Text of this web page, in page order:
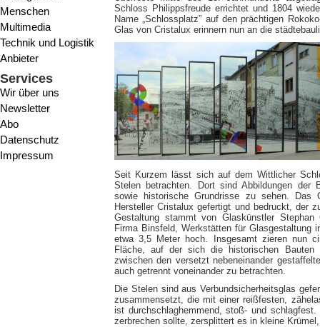
Menschen
Multimedia
Technik und Logistik
Anbieter
Services
Wir über uns
Newsletter
Abo
Datenschutz
Impressum
Schloss Philippsfreude errichtet und 1804
Name „Schlossplatz” auf den prächtigen
Glas von Cristalux erinnern nun an die
Seit Kurzem lässt sich auf dem Wittlicher
Stelen betrachten. Dort sind Abbildungen der
sowie historische Grundrisse zu sehen.
Hersteller Cristalux gefertigt und bedruckt, der
Gestaltung stammt von Glaskünstler
Firma Binsfeld, Werkstätten für Glasgestaltung
etwa 3,5 Meter hoch. Insgesamt zieren nun
Fläche, auf der sich die historischen
zwischen den versetzt nebeneinander
auch getrennt voneinander zu betrachten.
Die Stelen sind aus Verbundsicherheitsglas
zusammensetzt, die mit einer reißfesten,
ist durchschlaghemmend, stoß- und
zerbrechen sollte, zersplittert es in kleine